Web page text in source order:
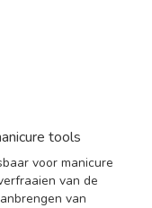
tools
voor manicure
van de
van